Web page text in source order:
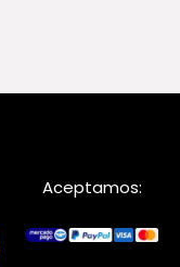
Aceptamos: